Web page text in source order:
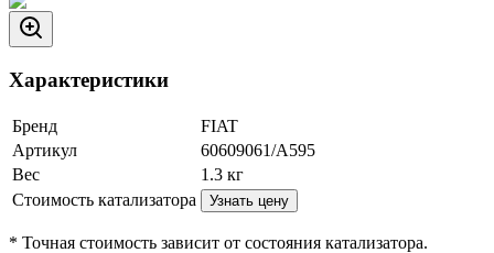
Характеристики
Бренд
FIAT
Артикул
60609061/A595
Вес
1.3 кг
Стоимость катализатора
Узнать цену
* Точная стоимость зависит от состояния катализатора.